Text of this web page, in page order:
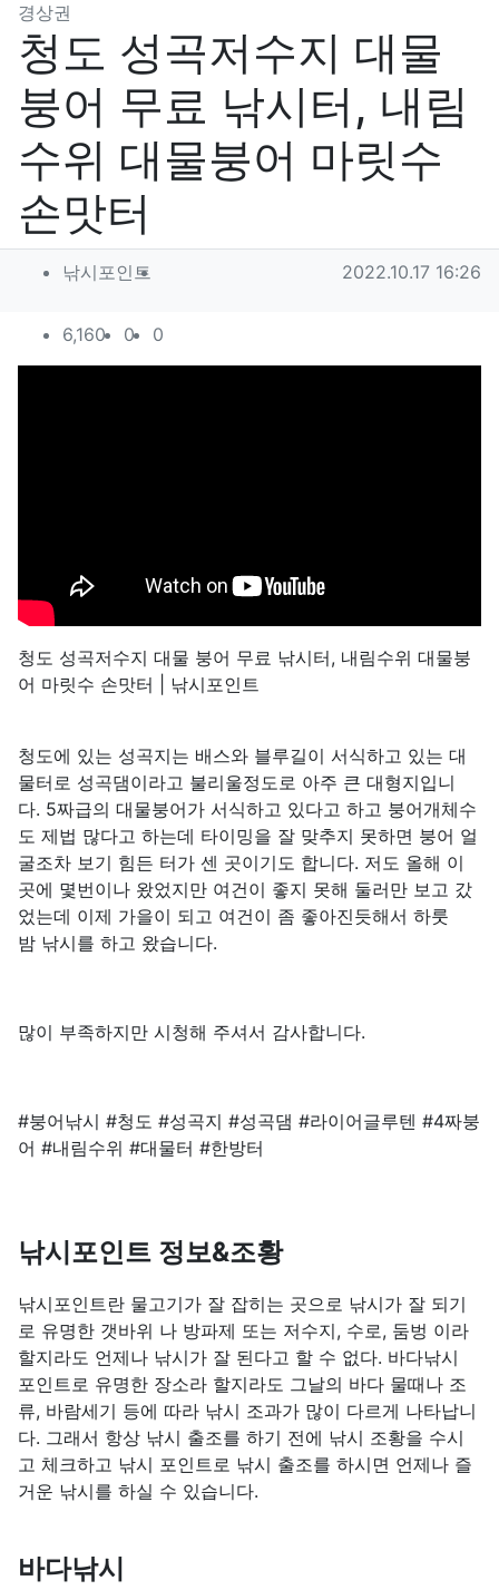
경상권
청도 성곡저수지 대물
붕어 무료 낚시터, 내림
수위 대물붕어 마릿수
손맛터
작성자 정보
낚시포인트 작성일
2022.10.17 16:26
컨텐츠 정보
6,160조회
0추천
0
청도 성곡저수지 대물 붕어 무료 낚시터, 내림수위 대물붕
어 마릿수 손맛터 | 낚시포인트
청도에 있는 성곡지는 배스와 블루길이 서식하고 있는 대
물터로 성곡댐이라고 불리울정도로 아주 큰 대형지입니
다. 5짜급의 대물붕어가 서식하고 있다고 하고 붕어개체수
도 제법 많다고 하는데 타이밍을 잘 맞추지 못하면 붕어 얼
굴조차 보기 힘든 터가 센 곳이기도 합니다. 저도 올해 이
곳에 몇번이나 왔었지만 여건이 좋지 못해 둘러만 보고 갔
었는데 이제 가을이 되고 여건이 좀 좋아진듯해서 하룻
밤 낚시를 하고 왔습니다.
많이 부족하지만 시청해 주셔서 감사합니다.
#붕어낚시 #청도 #성곡지 #성곡댐 #라이어글루텐 #4짜붕
어 #내림수위 #대물터 #한방터
낚시포인트 정보&조황
낚시포인트란 물고기가 잘 잡히는 곳으로 낚시가 잘 되기
로 유명한 갯바위 나 방파제 또는 저수지, 수로, 둠벙 이라
할지라도 언제나 낚시가 잘 된다고 할 수 없다. 바다낚시
포인트로 유명한 장소라 할지라도 그날의 바다 물때나 조
류, 바람세기 등에 따라 낚시 조과가 많이 다르게 나타납니
다. 그래서 항상 낚시 출조를 하기 전에 낚시 조황을 수시
고 체크하고 낚시 포인트로 낚시 출조를 하시면 언제나 즐
거운 낚시를 하실 수 있습니다.
바다낚시